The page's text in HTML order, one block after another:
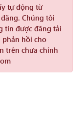
tự động từ
Chúng tôi
tin được đăng tải
hồi cho
trên chưa chính